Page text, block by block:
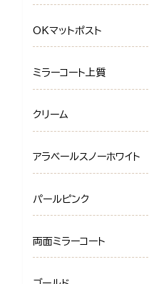
OKマットポスト
ミラーコート上質
クリーム
アラベールスノーホワイト
パールピンク
両面ミラーコート